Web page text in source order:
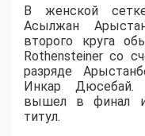
В женской
Асылжан
второго круга
Rothensteiner со
разряде
Инкар Дюсебай.
вышел в финал и
титул.